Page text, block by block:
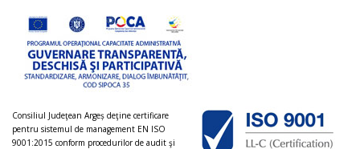
Consiliul Judeţean Argeș deţine certificare
pentru sistemul de management EN ISO
9001:2015 conform procedurilor de audit şi